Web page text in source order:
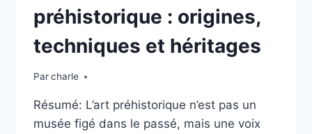
préhistorique : origines,
techniques et héritages
Parcharle
Résumé: L’art préhistorique n’est pas un
musée figé dans le passé, mais une voix